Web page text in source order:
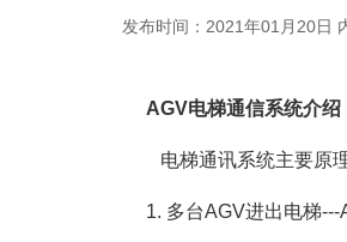
发布时间：2021年01月20日
AGV电梯通信系统介绍
电梯通讯系统主要原
1. 多台AGV进出电梯